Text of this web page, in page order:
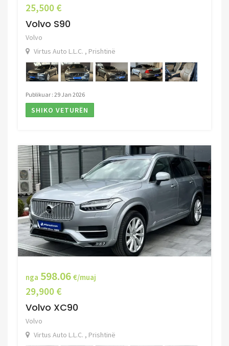
25,500 €
Volvo S90
Volvo
Virtus Auto L.L.C. , Prishtinë
Publikuar : 29 Jan 2026
SHIKO VETURËN
nga 598.06 €/muaj
29,900 €
Volvo XC90
Volvo
Virtus Auto L.L.C. , Prishtinë